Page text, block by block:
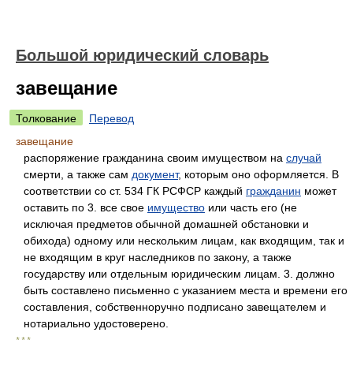
Большой юридический словарь
завещание
Толкование
Перевод
завещание
распоряжение гражданина своим имуществом на случай
смерти, а также сам документ, которым оно оформляется. В
соответствии со ст. 534 ГК РСФСР каждый гражданин может
оставить по 3. все свое имущество или часть его (не
исключая предметов обычной домашней обстановки и
обихода) одному или нескольким лицам, как входящим, так и
не входящим в круг наследников по закону, а также
государству или отдельным юридическим лицам. 3. должно
быть составлено письменно с указанием места и времени его
составления, собственноручно подписано завещателем и
нотариально удостоверено.
* * *